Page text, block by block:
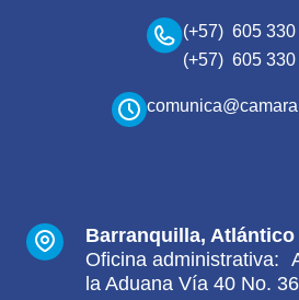
(+57) 605 330
(+57) 605 330
Barranquilla, Atlántico
Oficina administrativa:
la Aduana Vía 40 No.